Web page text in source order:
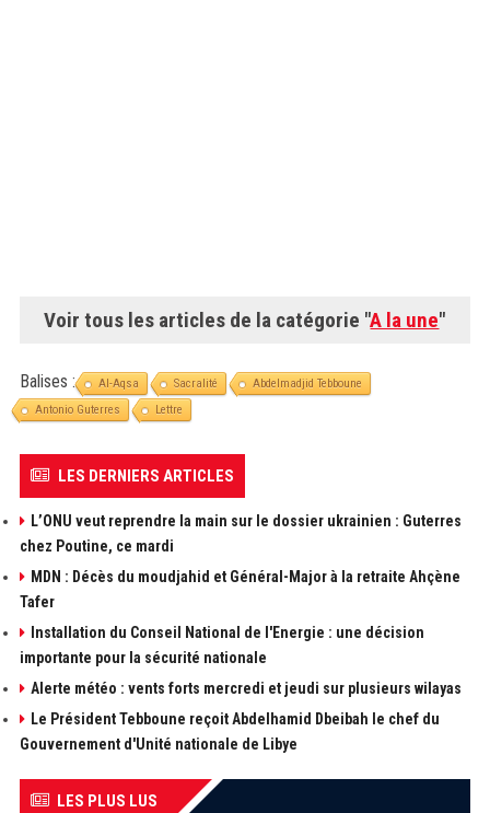
Voir tous les articles de la catégorie "A la une"
Balises : Al-Aqsa Sacralité
Abdelmadjid Tebboune
Antonio Guterres
Lettre
LES DERNIERS ARTICLES
L’ONU veut reprendre la main sur le dossier ukrainien : Guterres
chez Poutine, ce mardi
MDN : Décès du moudjahid et Général-Major à la retraite Ahçène
Tafer
Installation du Conseil National de l'Energie : une décision
importante pour la sécurité nationale
Alerte météo : vents forts mercredi et jeudi sur plusieurs wilayas
Le Président Tebboune reçoit Abdelhamid Dbeibah le chef du
Gouvernement d'Unité nationale de Libye
LES PLUS LUS